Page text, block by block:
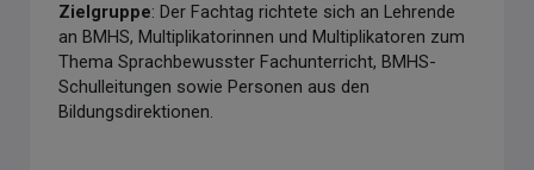
Zielgruppe: Der Fachtag richtete sich an Lehrende
an BMHS, Multiplikatorinnen und Multiplikatoren zum
Thema Sprachbewusster Fachunterricht, BMHS-
Schulleitungen sowie Personen aus den
Bildungsdirektionen.